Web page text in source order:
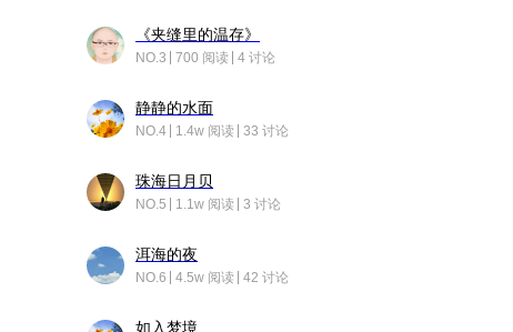
《夹缝里的温存》
NO.3 700 阅读 4 讨论
静静的水面
NO.4 1.4w 阅读 33 讨论
珠海日月贝
NO.5 1.1w 阅读 3 讨论
洱海的夜
NO.6 4.5w 阅读 42 讨论
如入梦境